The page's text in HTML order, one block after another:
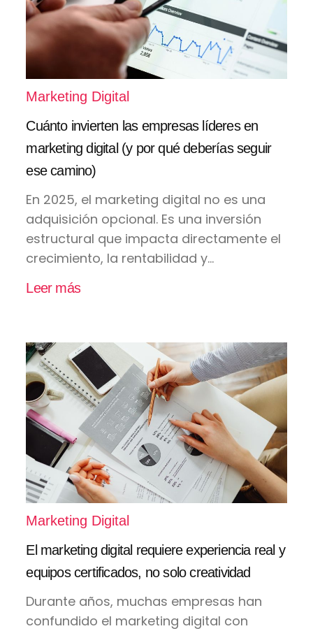
Marketing Digital
Cuánto invierten las empresas líderes en
marketing digital (y por qué deberías seguir
ese camino)
En 2025, el marketing digital no es una
adquisición opcional. Es una inversión
estructural que impacta directamente el
crecimiento, la rentabilidad y...
Leer más
Marketing Digital
El marketing digital requiere experiencia real y
equipos certificados, no solo creatividad
Durante años, muchas empresas han
confundido el marketing digital con